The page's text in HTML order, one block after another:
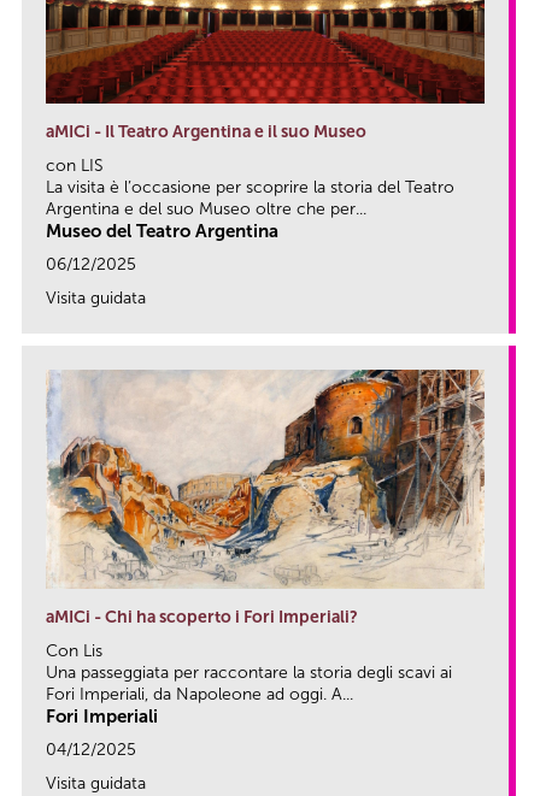
aMICi - Il Teatro Argentina e il suo Museo
con LIS
La visita è l’occasione per scoprire la storia del Teatro
Argentina e del suo Museo oltre che per...
Museo del Teatro Argentina
06/12/2025
Visita guidata
aMICi - Chi ha scoperto i Fori Imperiali?
Con Lis
Una passeggiata per raccontare la storia degli scavi ai
Fori Imperiali, da Napoleone ad oggi. A...
Fori Imperiali
04/12/2025
Visita guidata